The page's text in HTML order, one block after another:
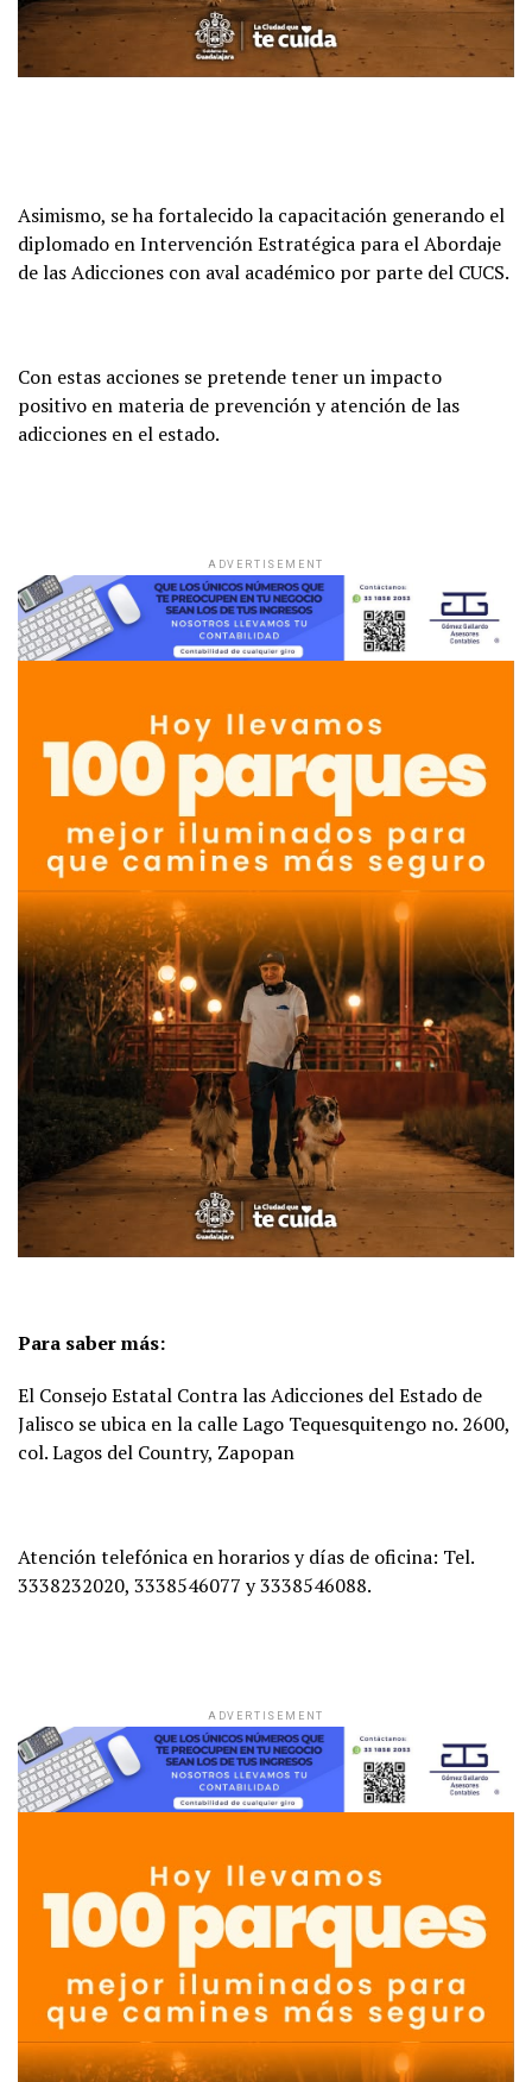
Asimismo, se ha fortalecido la capacitación generando el
diplomado en Intervención Estratégica para el Abordaje
de las Adicciones con aval académico por parte del CUCS.
Con estas acciones se pretende tener un impacto
positivo en materia de prevención y atención de las
adicciones en el estado.
ADVERTISEMENT
Para saber más:
El Consejo Estatal Contra las Adicciones del Estado de
Jalisco se ubica en la calle Lago Tequesquitengo no. 2600,
col. Lagos del Country, Zapopan
Atención telefónica en horarios y días de oficina: Tel.
3338232020, 3338546077 y 3338546088.
ADVERTISEMENT